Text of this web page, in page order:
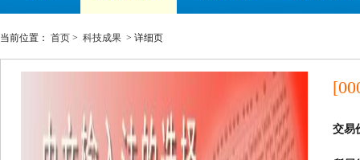
服务机构
当前位置： 首页 > 科技成果 > 详细页
交易